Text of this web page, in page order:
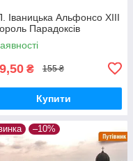
Іваницька Альфонсо ХІІІ
Парадоксів
₴ 155 ₴
Купити
–10%